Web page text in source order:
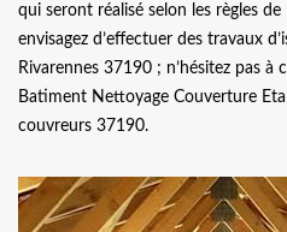
qui seront réalisé selon les règles
envisagez d’effectuer des travaux
Rivarennes 37190 ; n’hésitez pas
Batiment Nettoyage Couverture
couvreurs 37190.